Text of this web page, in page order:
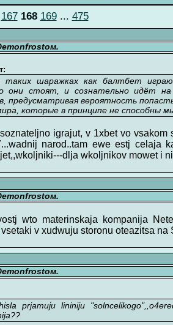
167 168 169... 475
шаражках как балтбет
они стоят, и сознательно идёт на
предусматривая вероятность
которые в принципе не способны
igrajut, v 1xbet vo
narod..tam ewe estj celaja
dlja wkoljnikov mowet i
wto materinskaja kompanija
v xudwuju storonu oteazitsa na
prjamuju lininiju